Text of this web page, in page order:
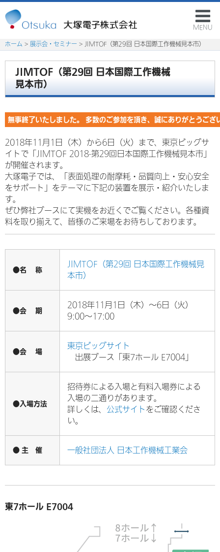
MENU
ホーム > 展示会・セミナー > JIMTOF（第29回 日本国際工作機械見本市）
JIMTOF（第29回 日本国際工作機械
見本市）
無事終了いたしました。 多数のご参加を頂き、誠にありがとうござ
2018年11月1日（木）から6日（火）まで、東京ビッグサ
イトで「JIMTOF 2018-第29回日本国際工作機械見本市」
が開催されます。
大塚電子では、「表面処理の耐摩耗・品質向上・安心安全
をサポート」をテーマに下記の装置を展示・紹介いたしま
す。
ぜひ弊社ブースにて実機をお近くでご覧ください。各種資
料を取り揃えて、皆様のご来場をお待ちしております。
●名 称
JIMTOF（第29回 日本国際工作機械見
本市）
●会 期
2018年11月1日（木）～6日（火）
9:00～17:00
●会 場
東京ビッグサイト
出展ブース「東7ホール E7004」
●入場方法
招待券による入場と有料入場券による
入場の二通りがあります。
詳しくは、 公式サイトをご確認くださ
い。
● 主 催 一般社団法人 日本工作機械工業会
東7ホール E7004